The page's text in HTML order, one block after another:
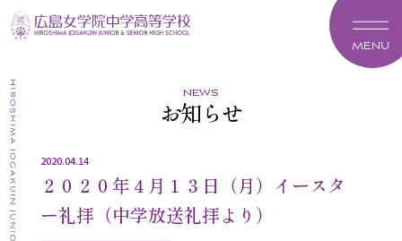
MENU
news
お知らせ
2020.04.14
２０２０年４月１３日（月）イースタ
ー礼拝（中学放送礼拝より）